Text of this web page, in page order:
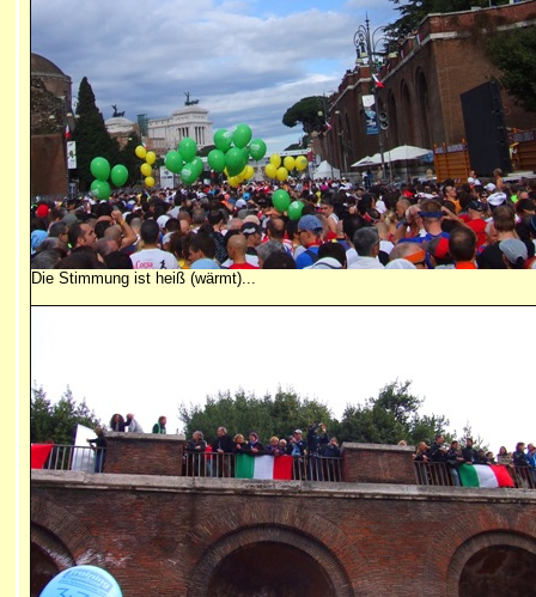
Die Stimmung ist heiß (wärmt)...